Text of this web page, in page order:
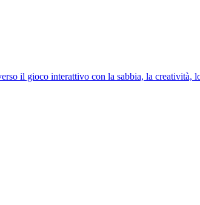
il gioco interattivo con la sabbia, la